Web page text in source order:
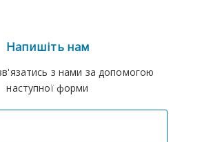
Напишіть нам
з нами за допомогою
наступної форми